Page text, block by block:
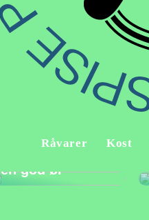
Råvarer Kost
Et godt måltid
en god øl